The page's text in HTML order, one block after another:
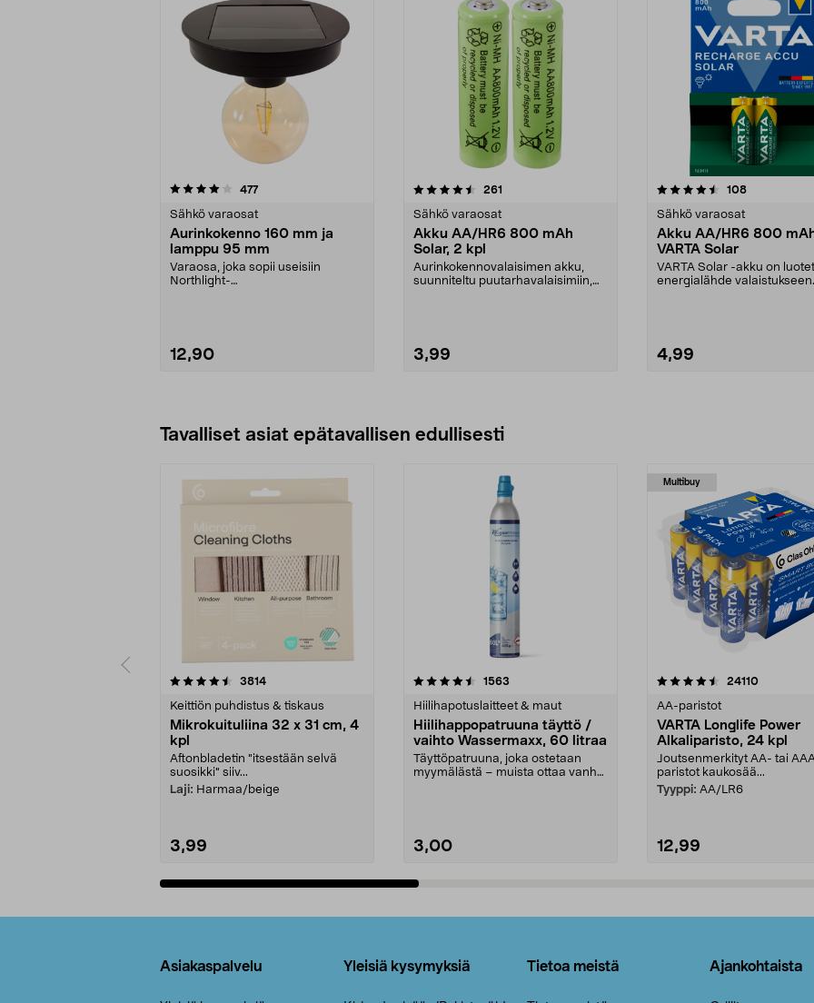
477arvostelut
Sähkö varaosat
Aurinkokenno 160 mm ja
lamppu 95 mm
Varaosa, joka sopii useisiin
Northlight-
12,90
4.5viidestä
261
Sähkö varaosat
Akku AA/HR6 800 mAh
Solar, 2 kpl
Aurinkokennovalaisimen akku,
suunniteltu puutarhavalaisimiin,
3,99
4.5viidestä
108arvostelut
Sähkö varaosat
Akku AA/HR6 800
VARTA Solar
VARTA Solar -akku on
energialähde valaistukseen.
4,99
Tavalliset asiat epätavallisen edullisesti
3814arvostelut
Keittiön puhdistus & tiskaus
Mikrokuituliina 32 x 31 cm, 4
kpl
Aftonbladetin "itsestään selvä
suosikki" siiv...
Laji: Harmaa/beige
3,99
4.5viidestä
1563
Hiilihapotuslaitteet & maut
Hiilihappopatruuna täyttö /
vaihto Wassermaxx, 60 litraa
Täyttöpatruuna, joka ostetaan
myymälästä – muista ottaa vanha
3,00
Multibuy
4.5viidestä
24110arvostelut
AA-paristot
VARTA Longlife Power
Alkaliparisto, 24 kpl
Joutsenmerkityt AA- tai
paristot kaukosää...
Tyyppi: AA/LR6
12,99
4.5viidestä
Asiakaspalvelu Yleisiä kysymyksiä Tietoa meistä Ajankohtaista